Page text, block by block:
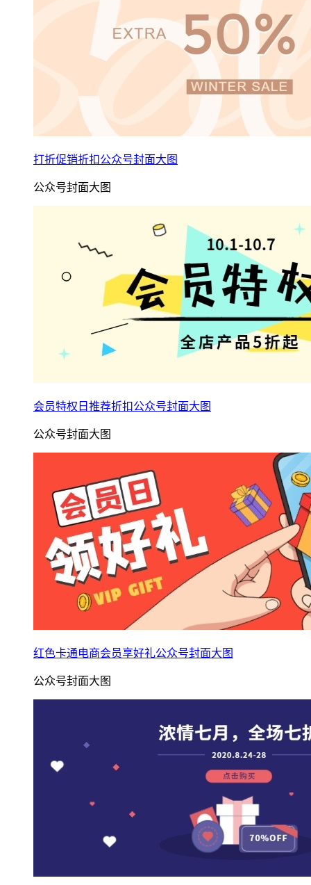
打折促销折扣公众号封面大图
公众号封面大图
会员特权日推荐折扣公众号封面大图
公众号封面大图
红色卡通电商会员享好礼公众号封面大图
公众号封面大图